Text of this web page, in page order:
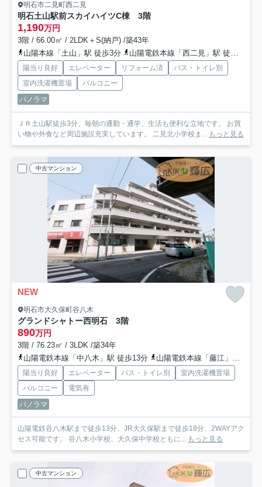
明石市二見町西二見
明石土山駅前スカイハイツC棟 3階
1,190万円
3階 / 66.00㎡ / 2LDK＋S(納戸) /築43年
山陽本線「土山」駅 徒歩3分
山陽電鉄本線「西二見」駅 徒歩26分
陽当り良好 エレベーター リフォーム済
バス・トイレ別
室内洗濯機置場
バルコニー
パノラマ
ＪＲ土山駅徒歩3分、毎朝の通勤・通学、生活も便利な立地です。 お買
い物や外食など周辺施設充実しています。 二見北小学校ま... もっと見る
中古マンション
NEW
明石市大久保町谷八木
グランドシャトー西明石 3階
890万円
3階 / 76.23㎡ / 3LDK /築34年
山陽電鉄本線「中八木」駅 徒歩13分
山陽電鉄本線「藤江」駅 徒歩16分
陽当り良好 エレベーター バス・トイレ別
室内洗濯機置場
バルコニー
電気有
パノラマ
山陽電鉄谷八木駅まで徒歩13分、JR大久保駅まで徒歩18分、2WAYアク
セス可能です。 谷八木小学校、大久保中学校ともに... もっと見る
中古マンション